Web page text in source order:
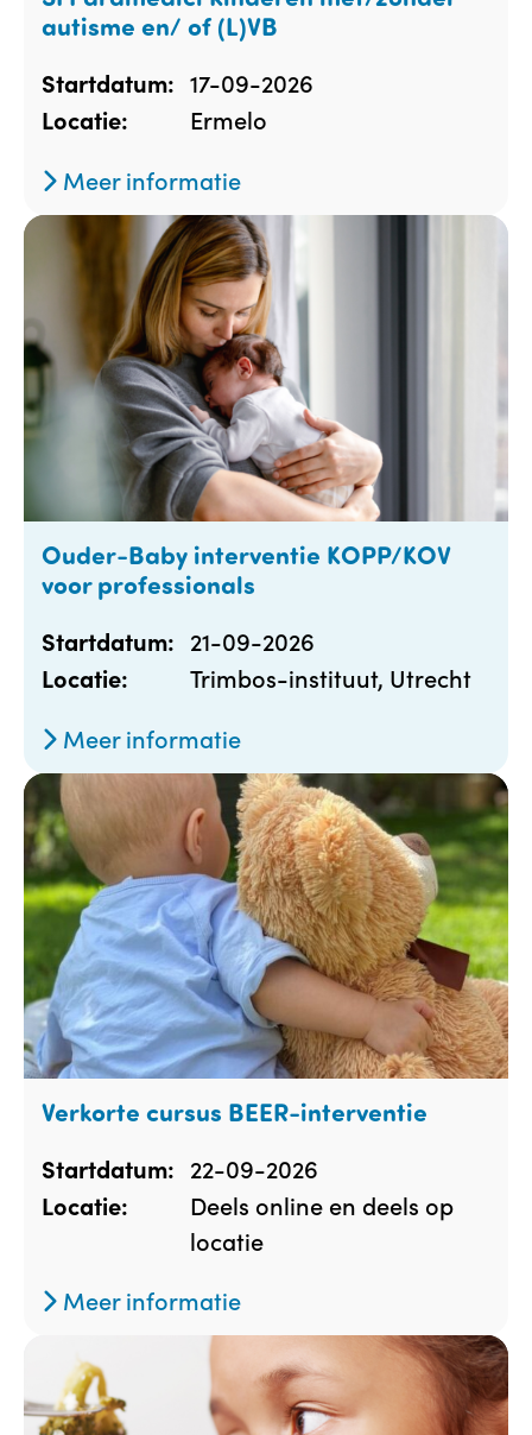
autisme en/ of (L)VB
Startdatum: 17-09-2026
Locatie:
Ermelo
Meer informatie
Ouder-Baby interventie KOPP/KOV
voor professionals
Startdatum: 21-09-2026
Locatie:
Trimbos-instituut, Utrecht
Meer informatie
Verkorte cursus BEER-interventie
Startdatum: 22-09-2026
Locatie:
Deels online en deels op
locatie
Meer informatie